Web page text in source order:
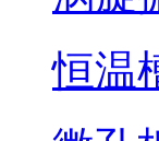
恒温